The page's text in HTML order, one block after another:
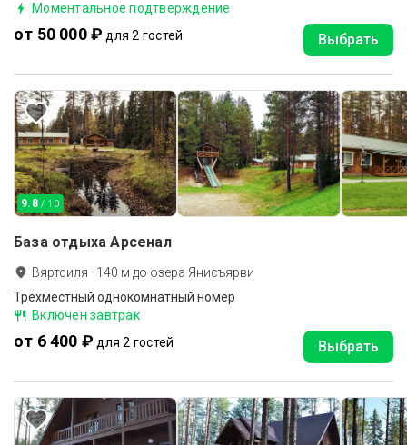
Моментальное подтверждение
от 50 000 ₽ для 2 гостей Выбрать
9.8 / 10
База отдыха Арсенал
Вяртсиля · 140 м до озера Янисъярви
Трёхместный однокомнатный номер
Включен завтрак
от 6 400 ₽ для 2 гостей Выбрать